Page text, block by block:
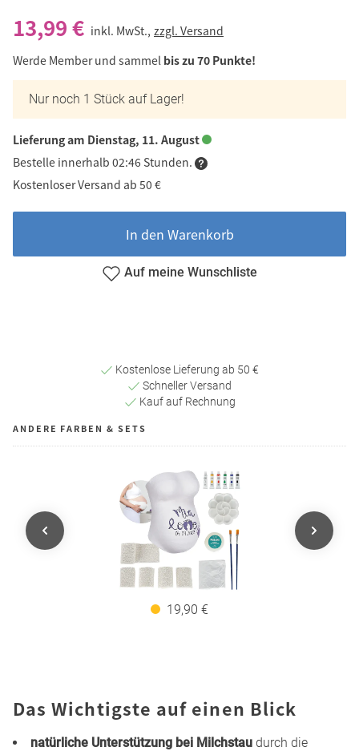
13,99 € inkl. MwSt., zzgl. Versand
Werde Member und sammel bis zu 70 Punkte!
Nur noch 1 Stück auf Lager!
Lieferung am Dienstag, 11. August
Bestelle innerhalb 02:46 Stunden.
Kostenloser Versand ab 50 €
In den Warenkorb
Auf meine Wunschliste
Kostenlose Lieferung ab 50 €
Schneller Versand
Kauf auf Rechnung
ANDERE FARBEN & SETS
19,90 €
Das Wichtigste auf einen Blick
natürliche Unterstützung bei Milchstau durch die